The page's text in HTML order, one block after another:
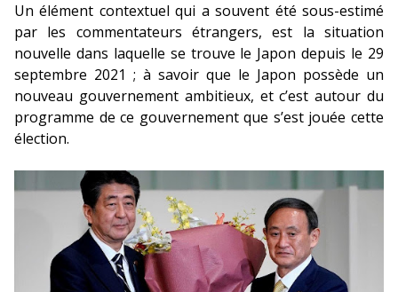
Un élément contextuel qui a souvent été sous-estimé
par les commentateurs étrangers, est la situation
nouvelle dans laquelle se trouve le Japon depuis le 29
septembre 2021 ; à savoir que le Japon possède un
nouveau gouvernement ambitieux, et c’est autour du
programme de ce gouvernement que s’est jouée cette
élection.